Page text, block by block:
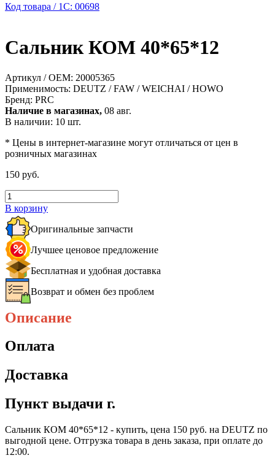
Код товара / 1C: 00698
Сальник КОМ 40*65*12
Артикул / OEM: 20005365
Применимость: DEUTZ / FAW / WEICHAI / HOWO
Бренд: PRC
Наличие в магазинах, 08 авг.
В наличии: 10 шт.
* Цены в интернет-магазине могут отличаться от цен в
розничных магазинах
150 руб.
В корзину
Оригинальные запчасти
Лучшее ценовое предложение
Бесплатная и удобная доставка
Возврат и обмен без проблем
Описание
Оплата
Доставка
Пункт выдачи г.
Сальник КОМ 40*65*12 - купить, цена 150 руб. на DEUTZ по
выгодной цене. Отгрузка товара в день заказа, при оплате до
12:00.